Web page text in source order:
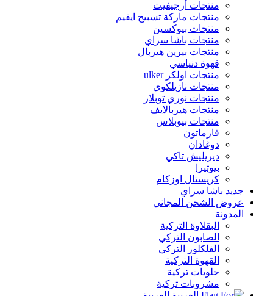
منتجات أرجيفيت
منتجات ماركة تسبيح ايفيم
منتجات بيوكسين
منتجات باشا سراي
منتجات بيرين هيربال
قهوة دنياسي
منتجات اولكر ulker
منتجات نازيلكوي
منتجات نوري توبلار
منتجات هيربالايف
منتجات بيوبلاس
فارماتون
دوغادان
ديريليش تاكي
بيوتيرا
كريستال اوزكام
جديد باشا سراي
عروض الشحن المجاني
المدونة
البقلاوة التركية
الصابون التركي
الفلكلور التركي
القهوة التركية
حلويات تركية
مشروبات تركية